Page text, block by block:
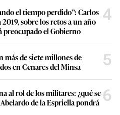
el tiempo perdido”: Carlos
sobre los retos a un año
preocupado el Gobierno
4
más de siete millones de
en Cenares del Minsa
5
al rol de los militares: ¿qué se
de la Espriella pondrá 6